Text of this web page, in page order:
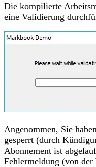
Die kompilierte
eine Validierung
Angenommen, Sie
gesperrt (durch
Abonnement ist
Fehlermeldung (von der